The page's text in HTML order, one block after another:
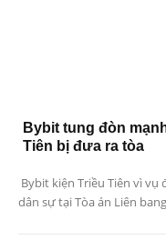
Bybit tung đòn
Tiên bị đưa ra tòa
Bybit kiện Triều Tiên vì vụ
dân sự tại Tòa án Liên